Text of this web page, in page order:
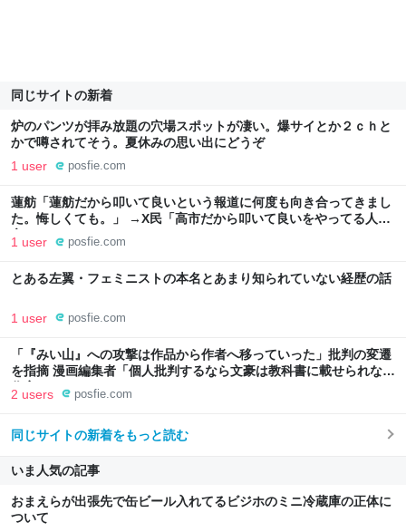
同じサイトの新着
炉のパンツが拝み放題の穴場スポットが凄い。爆サイとか２ｃｈと
かで噂されてそう。夏休みの思い出にどうぞ
1 user posfie.com
蓮舫「蓮舫だから叩いて良いという報道に何度も向き合ってきまし
た。悔しくても。」 →X民「高市だから叩いて良いをやってる人に
言われましても」
1 user posfie.com
とある左翼・フェミニストの本名とあまり知られていない経歴の話
1 user posfie.com
「『みい山』への攻撃は作品から作者へ移っていった」批判の変遷
を指摘 漫画編集者「個人批判するなら文豪は教科書に載せられない
作家だらけ」
2 users posfie.com
同じサイトの新着をもっと読む
いま人気の記事
おまえらが出張先で缶ビール入れてるビジホのミニ冷蔵庫の正体に
ついて